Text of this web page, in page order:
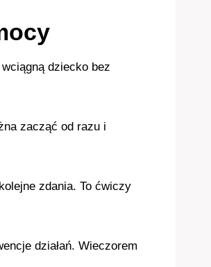
dziecko bez
zacząć od razu i
zdania. To ćwiczy
działań. Wieczorem